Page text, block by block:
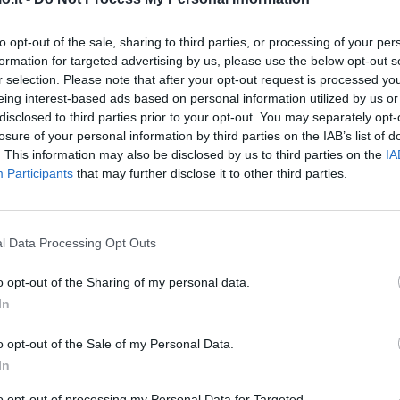
opt-out of the sale, sharing to third parties, or processing of your
for targeted advertising by us, please use the below opt-out
selection. Please note that after your opt-out request is processed
interest-based ads based on personal information utilized by us
to third parties prior to your opt-out. You may separately
of your personal information by third parties on the IAB’s list of
This information may also be disclosed by us to third parties on the
Participants that may further disclose it to other third parties.
Data Processing Opt Outs
opt-out of the Sharing of my personal data.
opt-out of the Sale of my Personal Data.
seconda, Juventus sesta (©LaPresse)
A senza recupero?Qualcosa di
per Roma e Juventus: scopriamo